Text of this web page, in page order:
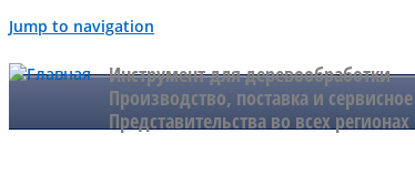
Jump to navigation
Инструмент для деревообработки
Производство, поставка и
Представительства во всех